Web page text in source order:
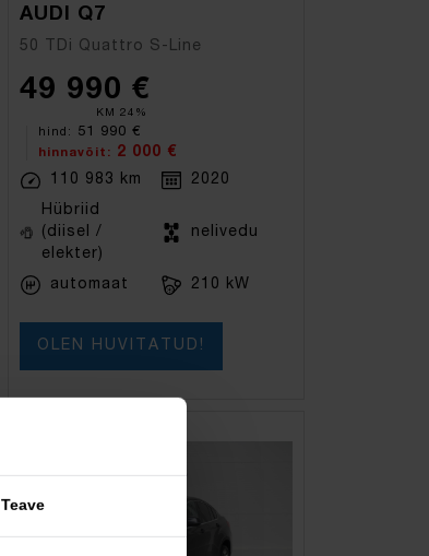
Teave
AUDI Q7
50 TDi Quattro S-Line
49 990 €
KM 24%
hind: 51 990 €
hinnavõit:
2 000 €
110 983 km
2020
Hübriid
(diisel /
elekter)
nelivedu
automaat 210 kW
OLEN HUVITATUD!